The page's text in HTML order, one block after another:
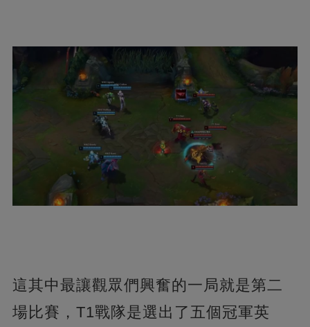
這其中最讓觀眾們興奮的一局就是第二
場比賽，T1戰隊是選出了五個冠軍英